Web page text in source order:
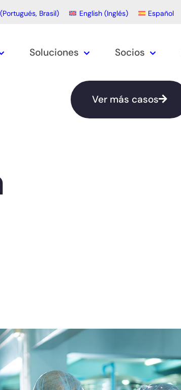
(Portugués, Brasil) English(Inglés) Español
Soluciones Socios
Ver más casos